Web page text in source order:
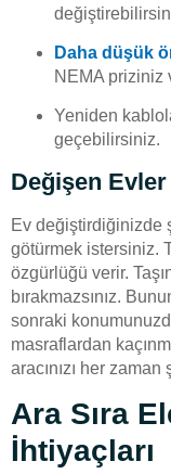
Daha düşük
NEMA priziniz
Yeniden
geçebilirsiniz.
Değişen
Ev değiştirdiğinizde
götürmek istersiniz.
özgürlüğü verir.
bırakmazsınız.
sonraki
masraflardan
aracınızı her
Ara Sıra
İhtiyaçları